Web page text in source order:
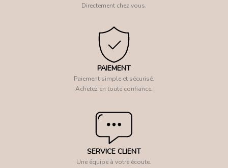
Directement chez vous.
PAIEMENT
Paiement simple et sécurisé.
Achetez en toute confiance.
SERVICE CLIENT
Une équipe à votre écoute.